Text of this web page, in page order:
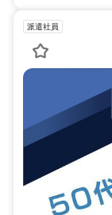
派遣社員